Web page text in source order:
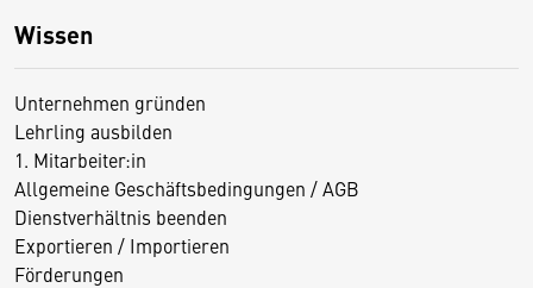
Wissen
Unternehmen gründen
Lehrling ausbilden
1. Mitarbeiter:in
Allgemeine Geschäftsbedingungen / AGB
Dienstverhältnis beenden
Exportieren / Importieren
Förderungen